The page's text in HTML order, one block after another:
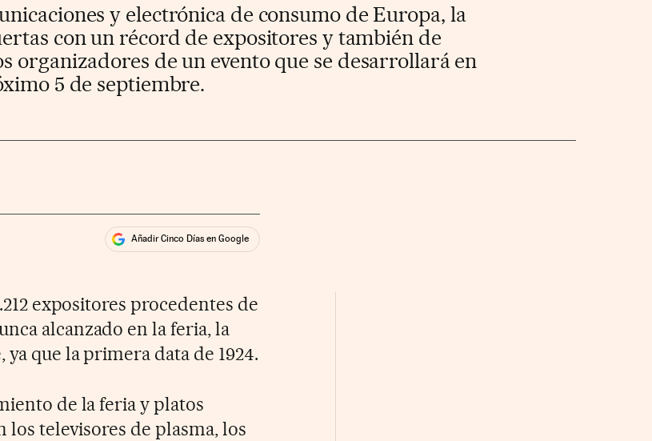
y electrónica de consumo de Europa, la
con un récord de expositores y también de
organizadores de un evento que se desarrollará en
5 de septiembre.
Añadir Cinco Días en Google
expositores procedentes de
alcanzado en la feria, la
que la primera data de 1924.
de la feria y platos
televisores de plasma, los